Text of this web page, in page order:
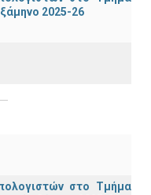
2025-26
στο Τμήμα